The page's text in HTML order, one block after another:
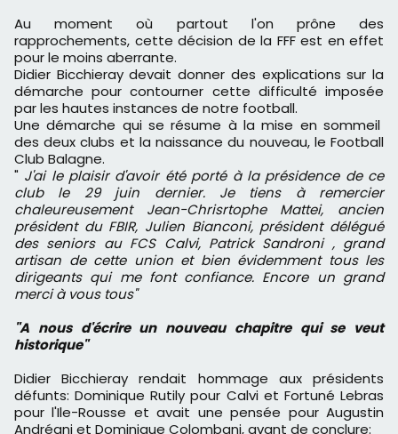
Au moment où partout l'on prône des
rapprochements, cette décision de la FFF est en effet
pour le moins aberrante.
Didier Bicchieray devait donner des explications sur la
démarche pour contourner cette difficulté imposée
par les hautes instances de notre football.
Une démarche qui se résume à la mise en sommeil
des deux clubs et la naissance du nouveau, le Football
Club Balagne.
" J'ai le plaisir d'avoir été porté à la présidence de ce
club le 29 juin dernier. Je tiens à remercier
chaleureusement Jean-Chrisrtophe Mattei, ancien
président du FBIR, Julien Bianconi, président délégué
des seniors au FCS Calvi, Patrick Sandroni , grand
artisan de cette union et bien évidemment tous les
dirigeants qui me font confiance. Encore un grand
merci à vous tous"
"A nous d'écrire un nouveau chapitre qui se veut
historique"
Didier Bicchieray rendait hommage aux présidents
défunts: Dominique Rutily pour Calvi et Fortuné Lebras
pour l'Ile-Rousse et avait une pensée pour Augustin
Andréani et Dominique Colombani, avant de conclure: